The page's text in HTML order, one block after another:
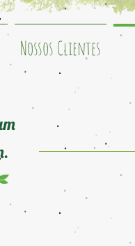
Nossos Clientes